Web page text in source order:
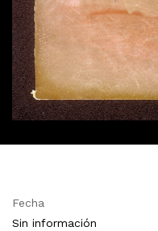
Fecha
Sin información